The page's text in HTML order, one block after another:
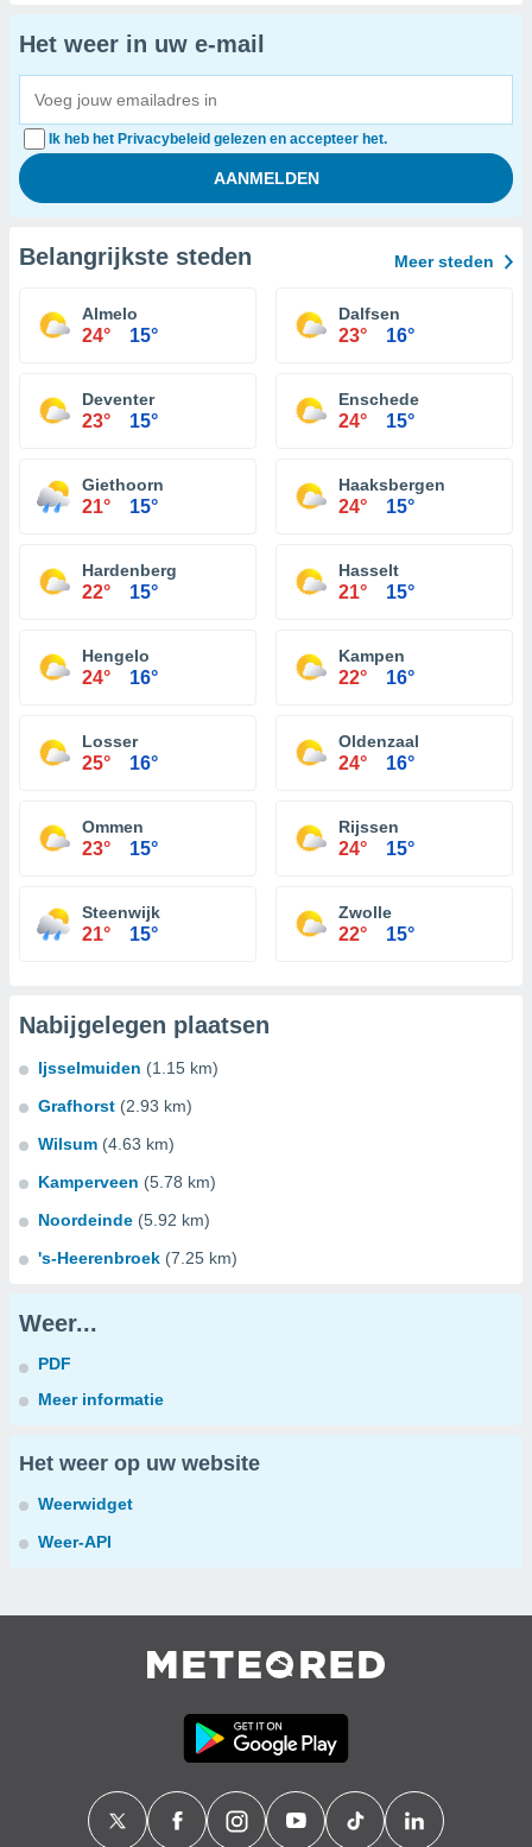
Het weer in uw e-mail
Ik heb het Privacybeleid gelezen en accepteer het.
Belangrijkste steden Meer steden
Almelo
24° 15°
Dalfsen
23° 16°
Deventer
23° 15°
Enschede
24° 15°
Giethoorn
21° 15°
Haaksbergen
24° 15°
Hardenberg
22° 15°
Hasselt
21° 15°
Hengelo
24° 16°
Kampen
22° 16°
Losser
25° 16°
Oldenzaal
24° 16°
Ommen
23° 15°
Rijssen
24° 15°
Steenwijk
21° 15°
Zwolle
22° 15°
Nabijgelegen plaatsen
Ijsselmuiden (1.15 km)
Grafhorst (2.93 km)
Wilsum (4.63 km)
Kamperveen (5.78 km)
Noordeinde (5.92 km)
's-Heerenbroek (7.25 km)
Weer...
PDF
Meer informatie
Het weer op uw website
Weerwidget
Weer-API